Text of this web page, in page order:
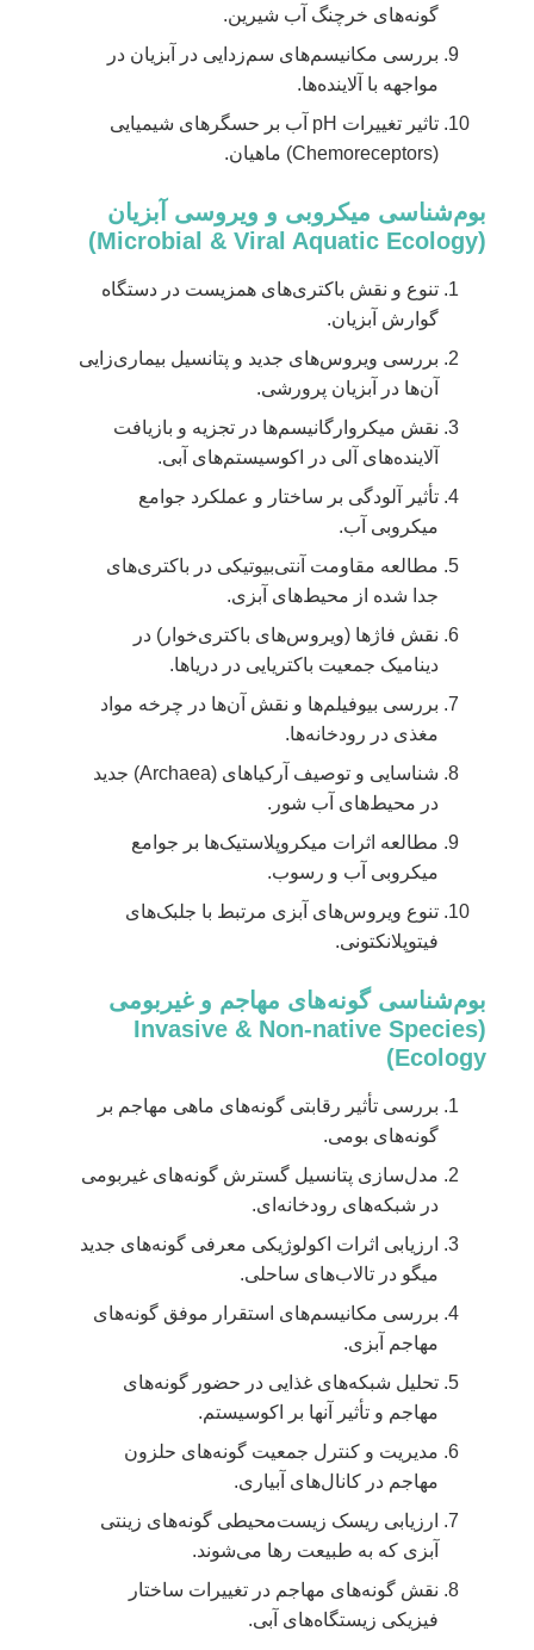
گونه‌های خرچنگ آب شیرین.
بررسی مکانیسم‌های سم‌زدایی در آبزیان در
مواجهه با آلاینده‌ها.
تاثیر تغییرات pH آب بر حسگرهای شیمیایی
(Chemoreceptors) ماهیان.
بوم‌شناسی میکروبی و ویروسی آبزیان
(Microbial & Viral Aquatic Ecology)
تنوع و نقش باکتری‌های همزیست در دستگاه
گوارش آبزیان.
بررسی ویروس‌های جدید و پتانسیل بیماری‌زایی
آن‌ها در آبزیان پرورشی.
نقش میکروارگانیسم‌ها در تجزیه و بازیافت
آلاینده‌های آلی در اکوسیستم‌های آبی.
تأثیر آلودگی بر ساختار و عملکرد جوامع
میکروبی آب.
مطالعه مقاومت آنتی‌بیوتیکی در باکتری‌های
جدا شده از محیط‌های آبزی.
نقش فاژها (ویروس‌های باکتری‌خوار) در
دینامیک جمعیت باکتریایی در دریاها.
بررسی بیوفیلم‌ها و نقش آن‌ها در چرخه مواد
مغذی در رودخانه‌ها.
شناسایی و توصیف آرکیاهای (Archaea) جدید
در محیط‌های آب شور.
مطالعه اثرات میکروپلاستیک‌ها بر جوامع
میکروبی آب و رسوب.
تنوع ویروس‌های آبزی مرتبط با جلبک‌های
فیتوپلانکتونی.
بوم‌شناسی گونه‌های مهاجم و غیربومی
(Invasive & Non-native Species
Ecology)
بررسی تأثیر رقابتی گونه‌های ماهی مهاجم بر
گونه‌های بومی.
مدل‌سازی پتانسیل گسترش گونه‌های غیربومی
در شبکه‌های رودخانه‌ای.
ارزیابی اثرات اکولوژیکی معرفی گونه‌های جدید
میگو در تالاب‌های ساحلی.
بررسی مکانیسم‌های استقرار موفق گونه‌های
مهاجم آبزی.
تحلیل شبکه‌های غذایی در حضور گونه‌های
مهاجم و تأثیر آنها بر اکوسیستم.
مدیریت و کنترل جمعیت گونه‌های حلزون
مهاجم در کانال‌های آبیاری.
ارزیابی ریسک زیست‌محیطی گونه‌های زینتی
آبزی که به طبیعت رها می‌شوند.
نقش گونه‌های مهاجم در تغییرات ساختار
فیزیکی زیستگاه‌های آبی.